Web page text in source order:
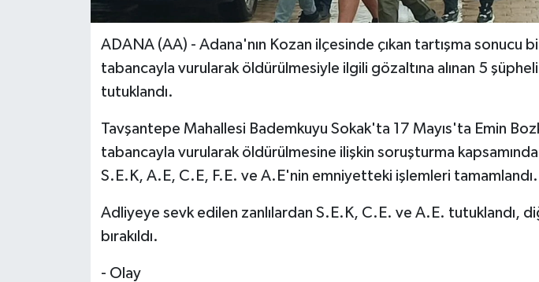
ADANA (AA) - Adana'nın Kozan ilçesinde çıkan tartışma sonucu
tabancayla vurularak öldürülmesiyle ilgili gözaltına alınan 5
tutuklandı.
Tavşantepe Mahallesi Bademkuyu Sokak'ta 17 Mayıs'ta Emin
tabancayla vurularak öldürülmesine ilişkin soruşturma kapsamında
S.E.K, A.E, C.E, F.E. ve A.E'nin emniyetteki işlemleri tamamlandı.
Adliyeye sevk edilen zanlılardan S.E.K, C.E. ve A.E. tutuklandı,
bırakıldı.
- Olay